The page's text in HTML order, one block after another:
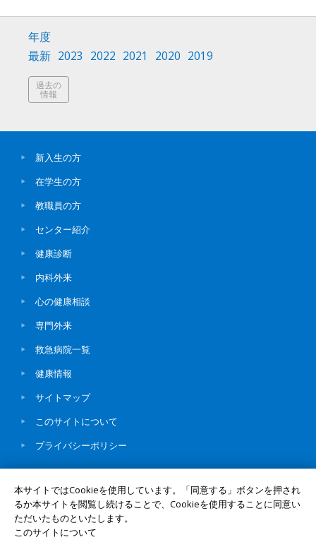
年度
最新 2023 2022 2021 2020 2019
過去の
情報
新入生の方
在学生の方
教職員の方
センター紹介
健康診断
内科外来
心の健康相談
専門外来
救急病院一覧
健康情報
サイトマップ
このサイトについて
プライバシーポリシー
© Okayama University
本サイトではCookieを使用しています。「同意する」ボタンを押され
るか本サイトを閲覧し続けることで、Cookieを使用することに同意い
ただいたものといたします。
このサイトについて